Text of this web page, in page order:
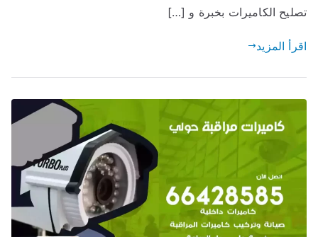
تصليح الكاميرات بخبرة و […]
اقرأ المزيد